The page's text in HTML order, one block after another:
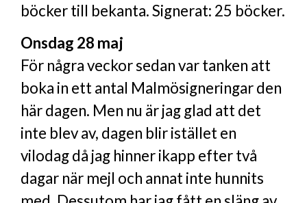
böcker till bekanta. Signerat: 25 böcker.
Onsdag 28 maj
För några veckor sedan var tanken att
boka in ett antal Malmösigneringar den
här dagen. Men nu är jag glad att det
inte blev av, dagen blir istället en
vilodag då jag hinner ikapp efter två
dagar när mejl och annat inte hunnits